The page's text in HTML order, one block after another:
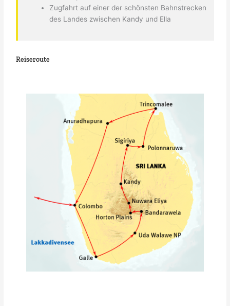
Zugfahrt auf einer der schönsten Bahnstrecken
des Landes zwischen Kandy und Ella
Reiseroute